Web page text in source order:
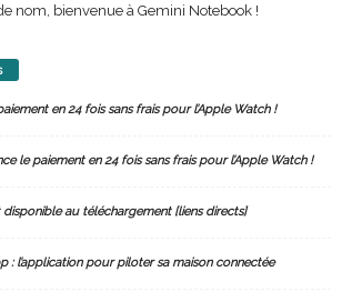
nom, bienvenue à Gemini Notebook !
en 24 fois sans frais pour l’Apple Watch !
le paiement en 24 fois sans frais pour l’Apple Watch !
disponible au téléchargement [liens directs]
: l’application pour piloter sa maison connectée